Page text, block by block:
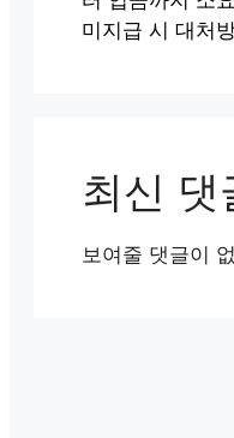
미지급 시 대처
최신 댓
보여줄 댓글이